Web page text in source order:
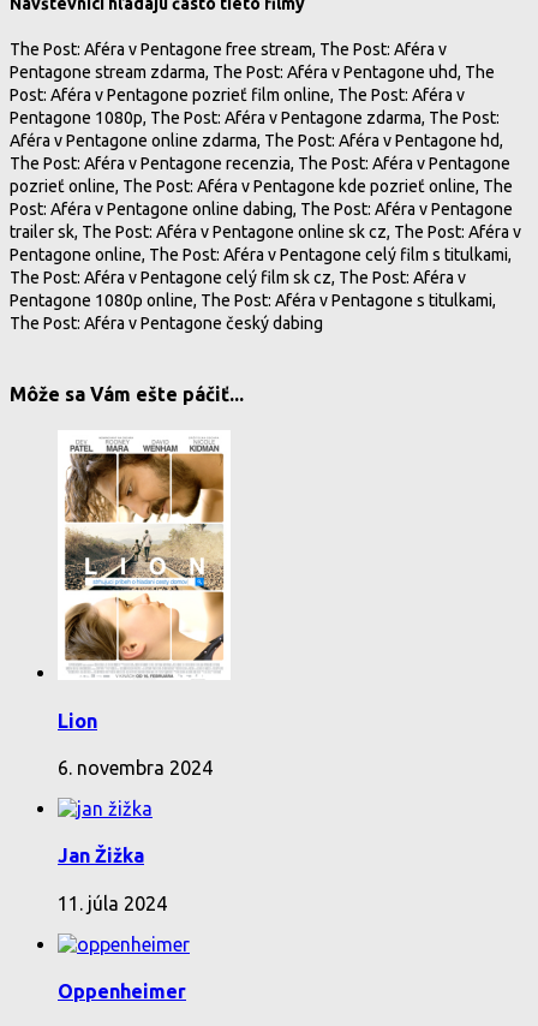
Návštevníci hľadajú často tieto filmy
The Post: Aféra v Pentagone free stream, The Post: Aféra v
Pentagone stream zdarma, The Post: Aféra v Pentagone uhd, The
Post: Aféra v Pentagone pozrieť film online, The Post: Aféra v
Pentagone 1080p, The Post: Aféra v Pentagone zdarma, The Post:
Aféra v Pentagone online zdarma, The Post: Aféra v Pentagone hd,
The Post: Aféra v Pentagone recenzia, The Post: Aféra v Pentagone
pozrieť online, The Post: Aféra v Pentagone kde pozrieť online, The
Post: Aféra v Pentagone online dabing, The Post: Aféra v Pentagone
trailer sk, The Post: Aféra v Pentagone online sk cz, The Post: Aféra v
Pentagone online, The Post: Aféra v Pentagone celý film s titulkami,
The Post: Aféra v Pentagone celý film sk cz, The Post: Aféra v
Pentagone 1080p online, The Post: Aféra v Pentagone s titulkami,
The Post: Aféra v Pentagone český dabing
Môže sa Vám ešte páčiť...
Lion
6. novembra 2024
Jan Žižka
11. júla 2024
Oppenheimer